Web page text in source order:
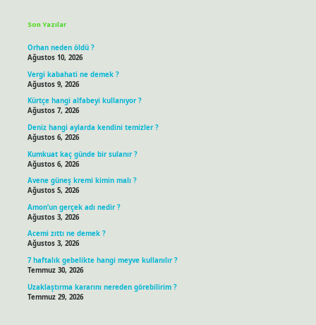
Son Yazılar
Orhan neden öldü ?
Ağustos 10, 2026
Vergi kabahati ne demek ?
Ağustos 9, 2026
Kürtçe hangi alfabeyi kullanıyor ?
Ağustos 7, 2026
Deniz hangi aylarda kendini temizler ?
Ağustos 6, 2026
Kumkuat kaç günde bir sulanır ?
Ağustos 6, 2026
Avene güneş kremi kimin malı ?
Ağustos 5, 2026
Amon’un gerçek adı nedir ?
Ağustos 3, 2026
Acemi zıttı ne demek ?
Ağustos 3, 2026
7 haftalık gebelikte hangi meyve kullanılır ?
Temmuz 30, 2026
Uzaklaştırma kararını nereden görebilirim ?
Temmuz 29, 2026